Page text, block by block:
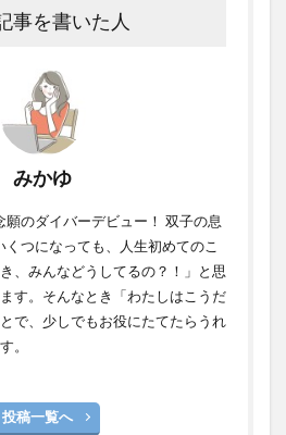
事を書いた人
みかゆ
のダイバーデビュー！ 双子の息
つになっても、人生初めてのこ
、みんなどうしてるの？！」と思
す。そんなとき「わたしはこうだ
で、少しでもお役にたてたらうれ
。
投稿一覧へ